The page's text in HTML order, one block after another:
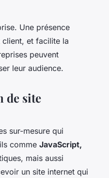
Une présence
et facilite la
peuvent
leur audience.
de site
sur-mesure qui
comme JavaScript,
mais aussi
un site internet qui